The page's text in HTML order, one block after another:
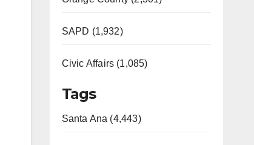
SAPD (1,932)
Civic Affairs (1,085)
Tags
Santa Ana (4,443)